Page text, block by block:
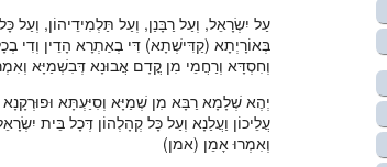
עַל יִשְׂרָאֵל, וְעַל רַבָּנַן, וְעַל תַּלְמִידֵיהוֹן, וְעַל
בְּאוֹרָיְתָא (קַדִּישְׁתָא) דִּי בְאַתְרָא הָדֵין וְדִי
וְחִסְדָּא וְרַחֲמֵי מִן קֳדָם אֲבוּנָא דְּבִשְׁמַיָּא
יְהֶא שְׁלָמָא רַבָּא מִן שְׁמַיָּא וְסִיַּעְתָּא וּפוּרְקָנָא
עֲלֵיכוֹן וַעֲלַנָא וְעַל כָּל קְהָלְהוֹן דְּכָל בֵּית
וְאִמְרוּ אָמֵן (אמן)